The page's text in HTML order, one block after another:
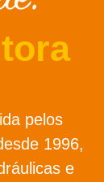
pelos
1996,
e